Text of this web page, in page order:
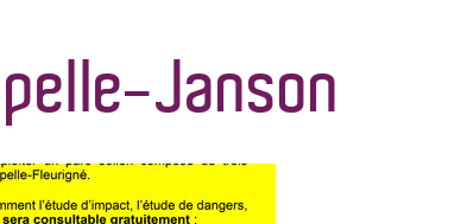
Janson